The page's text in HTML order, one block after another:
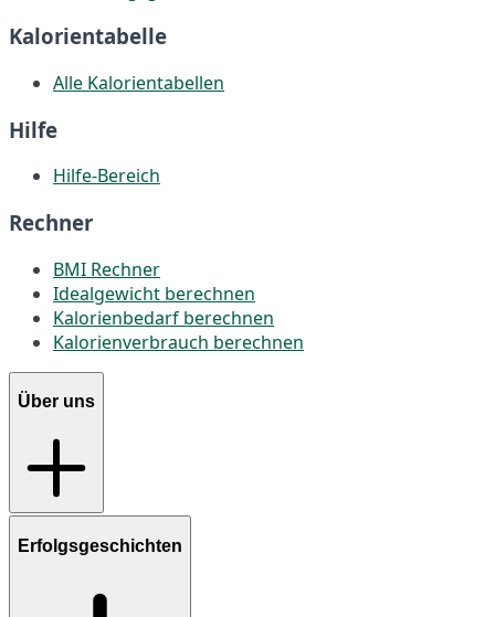
Kalorientabelle
Alle Kalorientabellen
Hilfe
Hilfe-Bereich
Rechner
BMI Rechner
Idealgewicht berechnen
Kalorienbedarf berechnen
Kalorienverbrauch berechnen
Über uns
Erfolgsgeschichten